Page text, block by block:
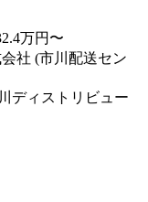
万円〜
社 (市川配送セン
ディストリビュー